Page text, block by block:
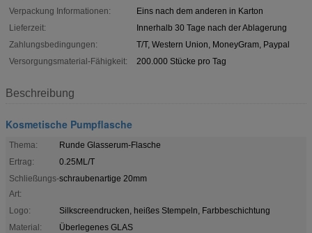
Verpackung Informationen:
Eins nach dem anderen in Karton
Lieferzeit:
Innerhalb 30 Tage nach der Ablagerung
Zahlungsbedingungen:
T/T, Western Union, MoneyGram, Paypal
Versorgungsmaterial-Fähigkeit:
200.000 Stücke pro Tag
Beschreibung
Kosmetische Pumpflasche
Thema:
Runde Glasserum-Flasche
Ertrag:
0.25ML/T
Schließungs-
Art:
schraubenartige 20mm
Logo:
Silkscreendrucken, heißes Stempeln, Farbbeschichtung
Material:
Überlegenes GLAS